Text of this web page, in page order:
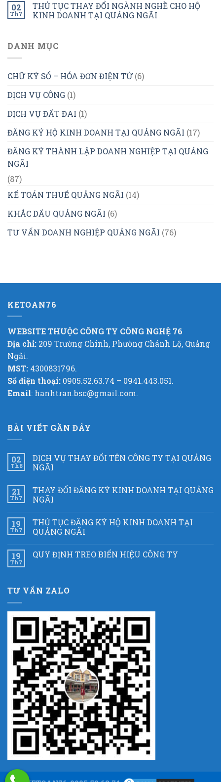
02
Th7
THỦ TỤC THAY ĐỔI NGÀNH NGHỀ CHO HỘ
KINH DOANH TẠI QUẢNG NGÃI
DANH MỤC
CHỮ KÝ SỐ – HÓA ĐƠN ĐIỆN TỬ(6)
DỊCH VỤ CÔNG (1)
DỊCH VỤ ĐẤT ĐAI (1)
ĐĂNG KÝ HỘ KINH DOANH TẠI QUẢNG NGÃI (17)
ĐĂNG KÝ THÀNH LẬP DOANH NGHIỆP TẠI QUẢNG
NGÃI
(87)
KẾ TOÁN THUẾ QUẢNG NGÃI (14)
KHẮC DẤU QUẢNG NGÃI (6)
TƯ VẤN DOANH NGHIỆP QUẢNG NGÃI (76)
KETOAN76
WEBSITE THUỘC CÔNG TY CÔNG NGHỆ 76
Địa chỉ: 209 Trường Chinh, Phường Chánh Lộ, Quảng
Ngãi.
MST: 4300831796.
Số điện thoại: 0905.52.63.74 – 0941.443.051.
Email: hanhtran.bsc@gmail.com.
BÀI VIẾT GẦN ĐÂY
02
Th8
DỊCH VỤ THAY ĐỔI TÊN CÔNG TY TẠI QUẢNG
NGÃI
21
Th7
THAY ĐỔI ĐĂNG KÝ KINH DOANH TẠI QUẢNG
NGÃI
19
Th7
THỦ TỤC ĐĂNG KÝ HỘ KINH DOANH TẠI
QUẢNG NGÃI
19
Th7
QUY ĐỊNH TREO BIỂN HIỆU CÔNG TY
TƯ VẤN ZALO